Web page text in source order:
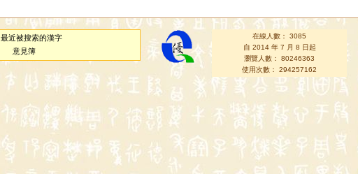
最近被搜索的漢字
意見簿
在線人數： 3085
自 2014 年 7 月 8 日起
瀏覽人數： 80246363
使用次數： 294257162